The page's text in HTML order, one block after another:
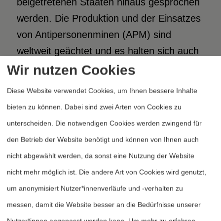
werden. Die Produktion und der Einsatzes
von Antipersonenminen (APM) sind
weltweit geächtet und es halten sich auch
viele Staaten, die der Konvention bislang
10
11
Wir nutzen Cookies
Diese Website verwendet Cookies, um Ihnen bessere Inhalte
bieten zu können. Dabei sind zwei Arten von Cookies zu
unterscheiden. Die notwendigen Cookies werden zwingend für
den Betrieb der Website benötigt und können von Ihnen auch
nicht abgewählt werden, da sonst eine Nutzung der Website
nicht mehr möglich ist. Die andere Art von Cookies wird genutzt,
um anonymisiert Nutzer*innenverläufe und -verhalten zu
messen, damit die Website besser an die Bedürfnisse unserer